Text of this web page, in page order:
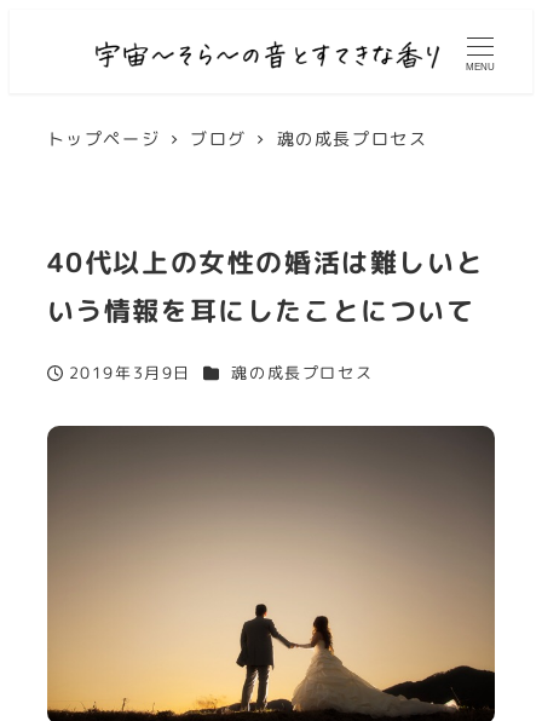
MENU
トップページ ブログ 魂の成長プロセス
40代以上の女性の婚活は難しいと
いう情報を耳にしたことについて
投稿日
2019年3月9日 カテゴリー
魂の成長プロセス